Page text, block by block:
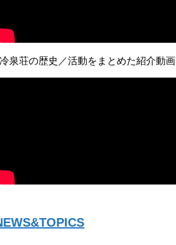
泉荘の歴史／活動をまとめた紹介動画